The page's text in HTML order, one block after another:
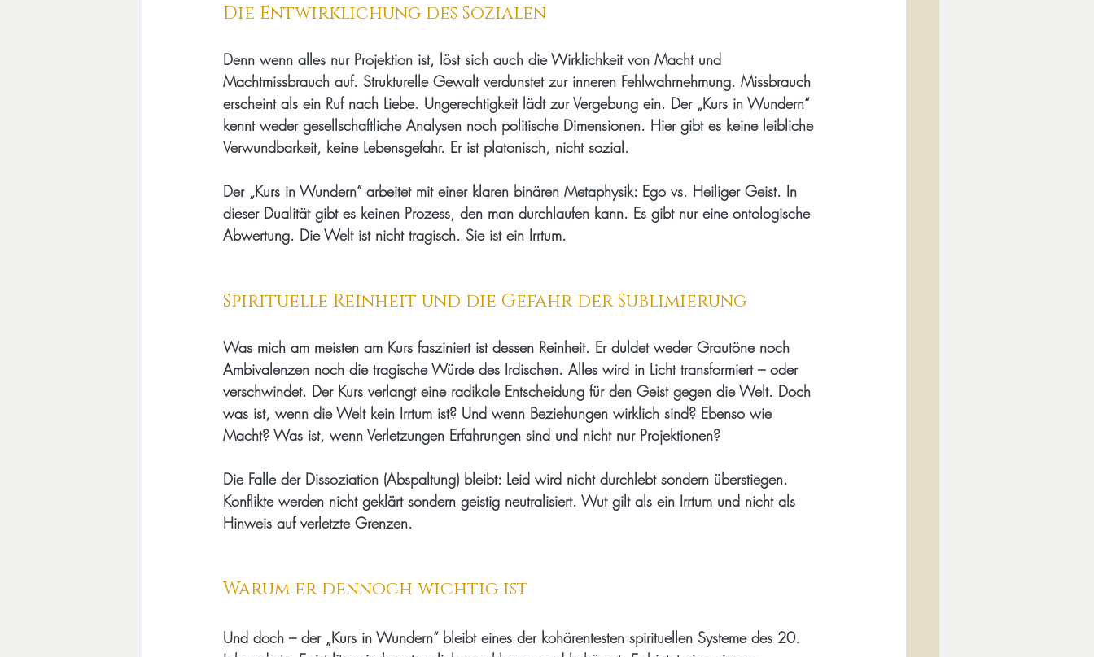
Die Entwirklichung des Sozialen
Denn wenn alles nur Projektion ist, löst sich auch die Wirklichkeit von Macht und
Machtmissbrauch auf. Strukturelle Gewalt verdunstet zur inneren Fehlwahrnehmung. Missbrauch
erscheint als ein Ruf nach Liebe. Ungerechtigkeit lädt zur Vergebung ein. Der „Kurs in Wundern“
kennt weder gesellschaftliche Analysen noch politische Dimensionen. Hier gibt es keine leibliche
Verwundbarkeit, keine Lebensgefahr. Er ist platonisch, nicht sozial.
Der „Kurs in Wundern“ arbeitet mit einer klaren binären Metaphysik: Ego vs. Heiliger Geist. In
dieser Dualität gibt es keinen Prozess, den man durchlaufen kann. Es gibt nur eine ontologische
Abwertung. Die Welt ist nicht tragisch. Sie ist ein Irrtum.
Spirituelle Reinheit und die Gefahr der Sublimierung
Was mich am meisten am Kurs fasziniert ist dessen Reinheit. Er duldet weder Grautöne noch
Ambivalenzen noch die tragische Würde des Irdischen. Alles wird in Licht transformiert – oder
verschwindet. Der Kurs verlangt eine radikale Entscheidung für den Geist gegen die Welt. Doch
was ist, wenn die Welt kein Irrtum ist? Und wenn Beziehungen wirklich sind? Ebenso wie
Macht? Was ist, wenn Verletzungen Erfahrungen sind und nicht nur Projektionen?
Die Falle der Dissoziation (Abspaltung) bleibt: Leid wird nicht durchlebt sondern überstiegen.
Konflikte werden nicht geklärt sondern geistig neutralisiert. Wut gilt als ein Irrtum und nicht als
Hinweis auf verletzte Grenzen.
Warum er dennoch wichtig ist
Und doch – der „Kurs in Wundern“ bleibt eines der kohärentesten spirituellen Systeme des 20.